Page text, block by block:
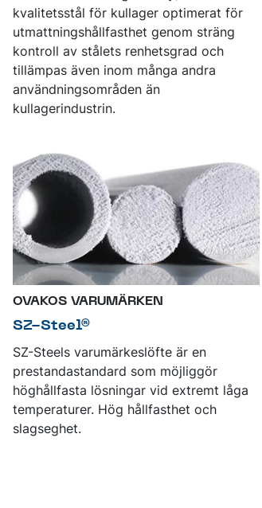
kvalitetsstål för kullager optimerat för
utmattningshållfasthet genom sträng
kontroll av stålets renhetsgrad och
tillämpas även inom många andra
användningsområden än
kullagerindustrin.
OVAKOS VARUMÄRKEN
SZ-Steel®
SZ-Steels varumärkeslöfte är en
prestandastandard som möjliggör
höghållfasta lösningar vid extremt låga
temperaturer. Hög hållfasthet och
slagseghet.